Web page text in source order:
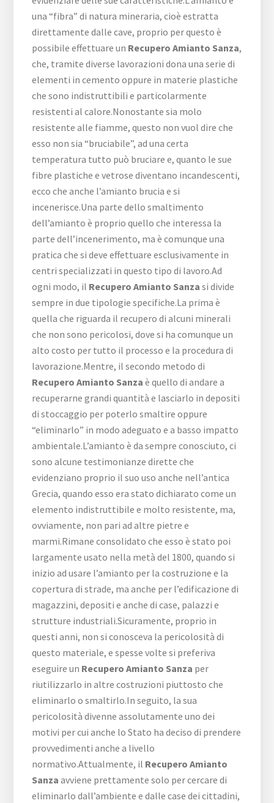
una “fibra” di natura mineraria, cioè estratta
direttamente dalle cave, proprio per questo è
possibile effettuare un Recupero Amianto Sanza,
che, tramite diverse lavorazioni dona una serie di
elementi in cemento oppure in materie plastiche
che sono indistruttibili e particolarmente
resistenti al calore.Nonostante sia molo
resistente alle fiamme, questo non vuol dire che
esso non sia “bruciabile”, ad una certa
temperatura tutto può bruciare e, quanto le sue
fibre plastiche e vetrose diventano incandescenti,
ecco che anche l’amianto brucia e si
incenerisce.Una parte dello smaltimento
dell’amianto è proprio quello che interessa la
parte dell’incenerimento, ma è comunque una
pratica che si deve effettuare esclusivamente in
centri specializzati in questo tipo di lavoro.Ad
ogni modo, il Recupero Amianto Sanza si divide
sempre in due tipologie specifiche.La prima è
quella che riguarda il recupero di alcuni minerali
che non sono pericolosi, dove si ha comunque un
alto costo per tutto il processo e la procedura di
lavorazione.Mentre, il secondo metodo di
Recupero Amianto Sanza è quello di andare a
recuperarne grandi quantità e lasciarlo in depositi
di stoccaggio per poterlo smaltire oppure
“eliminarlo” in modo adeguato e a basso impatto
ambientale.L’amianto è da sempre conosciuto, ci
sono alcune testimonianze dirette che
evidenziano proprio il suo uso anche nell’antica
Grecia, quando esso era stato dichiarato come un
elemento indistruttibile e molto resistente, ma,
ovviamente, non pari ad altre pietre e
marmi.Rimane consolidato che esso è stato poi
largamente usato nella metà del 1800, quando si
inizio ad usare l’amianto per la costruzione e la
copertura di strade, ma anche per l’edificazione di
magazzini, depositi e anche di case, palazzi e
strutture industriali.Sicuramente, proprio in
questi anni, non si conosceva la pericolosità di
questo materiale, e spesse volte si preferiva
eseguire un Recupero Amianto Sanza per
riutilizzarlo in altre costruzioni piuttosto che
eliminarlo o smaltirlo.In seguito, la sua
pericolosità divenne assolutamente uno dei
motivi per cui anche lo Stato ha deciso di prendere
provvedimenti anche a livello
normativo.Attualmente, il Recupero Amianto
Sanza avviene prettamente solo per cercare di
eliminarlo dall’ambiente e dalle case dei cittadini,